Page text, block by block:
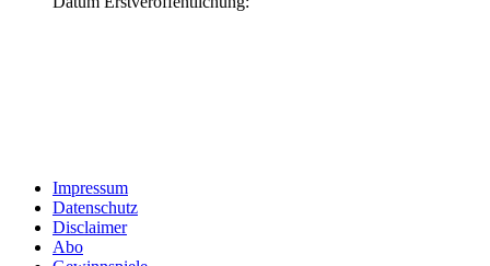
Impressum
Datenschutz
Disclaimer
Abo